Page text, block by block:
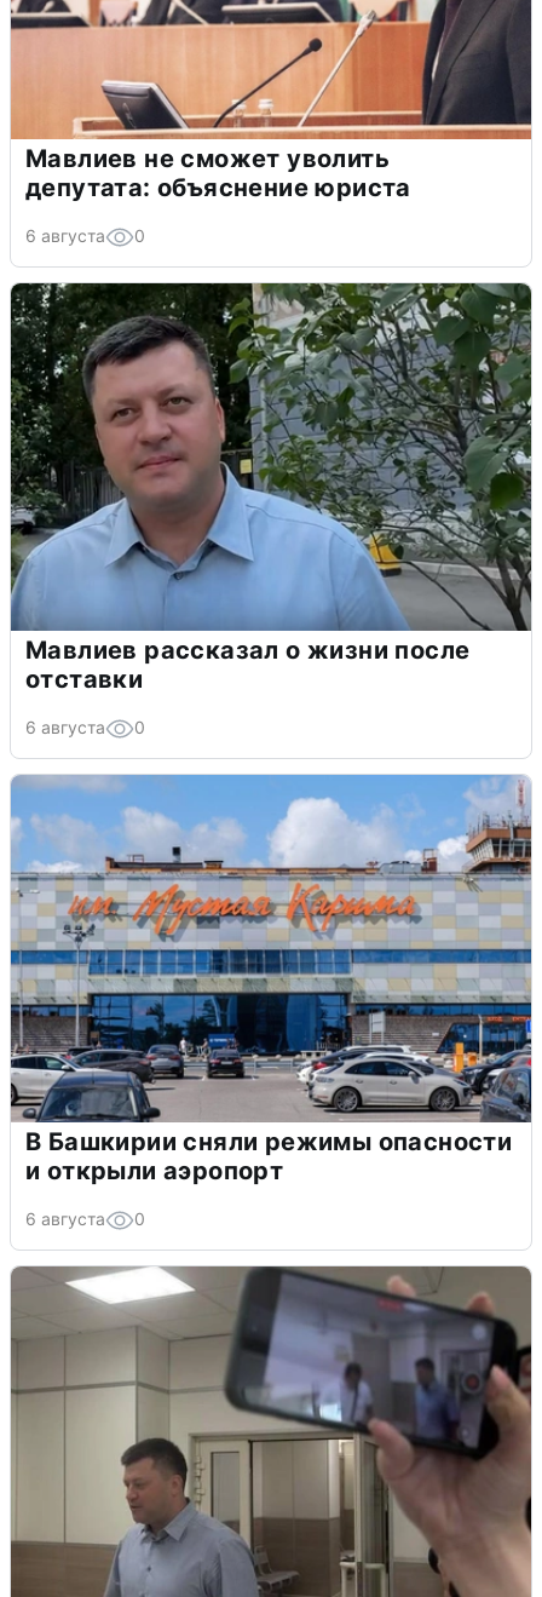
Мавлиев не сможет уволить
депутата: объяснение юриста
6 августа 0
Мавлиев рассказал о жизни после
отставки
6 августа 0
В Башкирии сняли режимы опасности
и открыли аэропорт
6 августа 0